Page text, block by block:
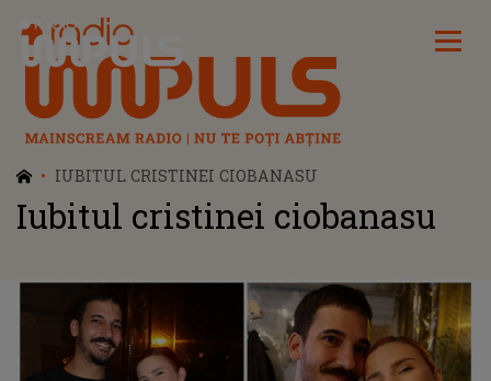
Radio Impuls
IUBITUL CRISTINEI CIOBANASU
Iubitul cristinei ciobanasu